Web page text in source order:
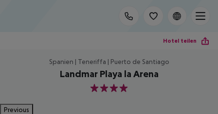
Hotel teilen
Spanien | Teneriffa | Puerto de Santiago
Landmar Playa la Arena
4
Previous